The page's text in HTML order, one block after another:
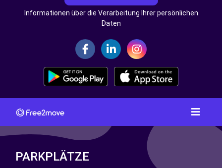
Informationen über die Verarbeitung Ihrer persönlichen
Daten
PARKPLÄTZE